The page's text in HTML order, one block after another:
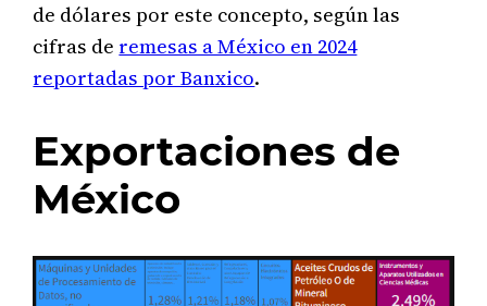
de dólares por este concepto, según las
cifras de remesas a México en 2024
reportadas por Banxico.
Exportaciones de
México